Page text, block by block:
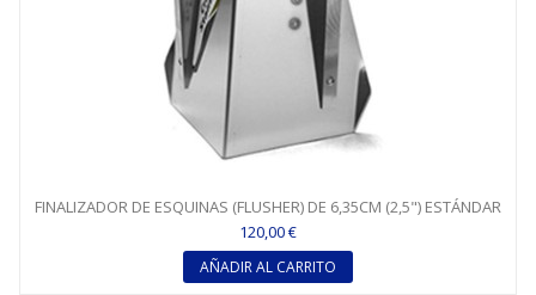
FINALIZADOR DE ESQUINAS (FLUSHER) DE 6,35CM (2,5") ESTÁNDAR
120,00 €
AÑADIR AL CARRITO